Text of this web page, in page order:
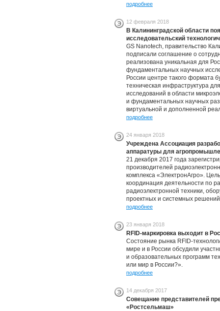
подробнее
12 февраля 2018
В Калининградской области
исследовательский
GS Nanotech, правительство
подписали соглашение о
реализована уникальная для
фундаментальных научных
России центре такого формата
техническая инфраструктура
исследований в области
и фундаментальных научных
виртуальной и дополненной
подробнее
24 января 2018
Учреждена Ассоциация
аппаратуры для
21 декабря 2017 года
производителей
комплекса «ЭлектронАгро».
координация деятельности по
радиоэлектронной техники,
проектных и системных
подробнее
23 января 2018
RFID-маркировка выходит в
Состояние рынка RFID-
мире и в России обсудили
и образовательных программ
или мир в России?».
подробнее
14 декабря 2017
Совещание представителей
«Ростсельмаш»